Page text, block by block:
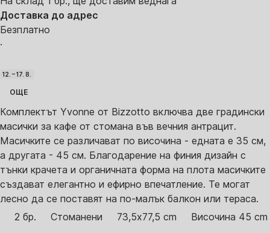
Доставка до адрес
Безплатно
·
12. – 17. 8.
ОЩЕ
Комплектът Yvonne от Bizzotto включва две градински
масички за кафе от стомана във вечния антрацит.
Масичките се различават по височина - едната е 35 см,
а другата - 45 см. Благодарение на финия дизайн с
тънки крачета и органичната форма на плота масичките
създават елегантно и ефирно впечатление. Те могат
лесно да се поставят на по-малък балкон или тераса.
2 бр.
Стоманени 73,5x77,5 cm Височина 45 cm